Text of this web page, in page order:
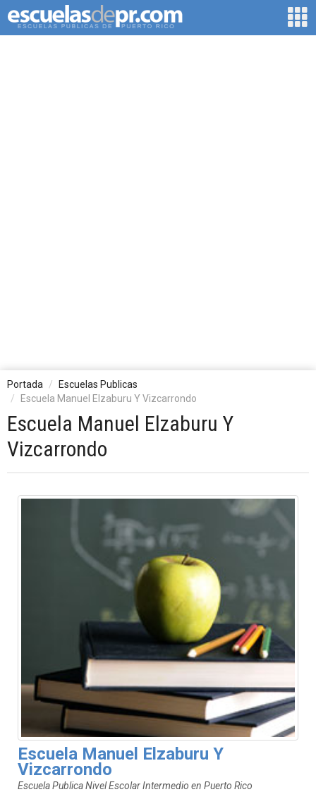
Portada
Escuelas Publicas
Escuela Manuel Elzaburu Y Vizcarrondo
Escuela Manuel Elzaburu Y
Vizcarrondo
Escuela Manuel Elzaburu Y
Vizcarrondo
Escuela Publica Nivel Escolar Intermedio en Puerto Rico